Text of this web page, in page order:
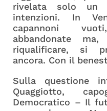
rivelata solo un
intenzioni. In
capannoni
abbandonate
riqualificare, si
ancora. Con il
Sulla questione
Quaggiotto,
Democratico – Il